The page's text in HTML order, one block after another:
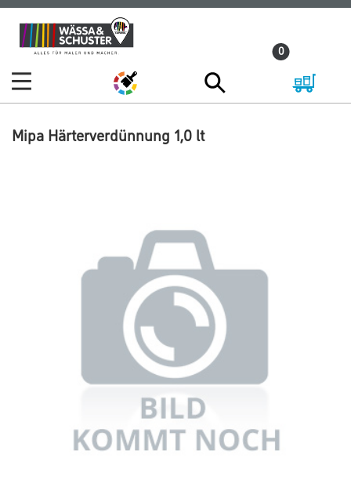
Zum
Inhalt
Zum
Navigationsmenü
0
Mipa Härterverdünnung 1,0 lt